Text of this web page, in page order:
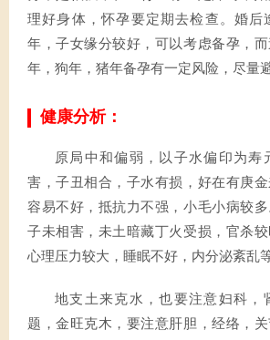
理好身体，怀孕要定期去检查。婚后
年，子女缘分较好，可以考虑备孕，
年，狗年，猪年备孕有一定风险，尽量避
健康分析：
原局中和偏弱，以子水偏印为寿
害，子丑相合，子水有损，好在有庚
容易不好，抵抗力不强，小毛小病较多
子未相害，未土暗藏丁火受损，官杀
心理压力较大，睡眠不好，内分泌紊乱等
地支土来克水，也要注意妇科，
题，金旺克木，要注意肝胆，经络，